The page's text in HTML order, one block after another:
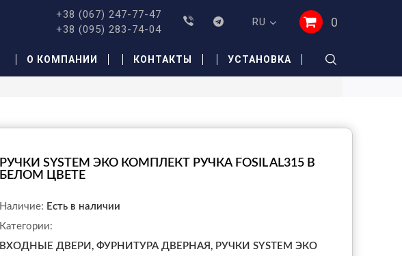
+38 (067) 247-77-47
+38 (095) 283-74-04
RU 0
О КОМПАНИИ КОНТАКТЫ УСТАНОВКА
РУЧКИ SYSTEM ЭКО КОМПЛЕКТ РУЧКА FOSIL AL315 В
БЕЛОМ ЦВЕТЕ
Наличие: Есть в наличии
Категории:
ВХОДНЫЕ ДВЕРИ, ФУРНИТУРА ДВЕРНАЯ, РУЧКИ SYSTEM ЭКО